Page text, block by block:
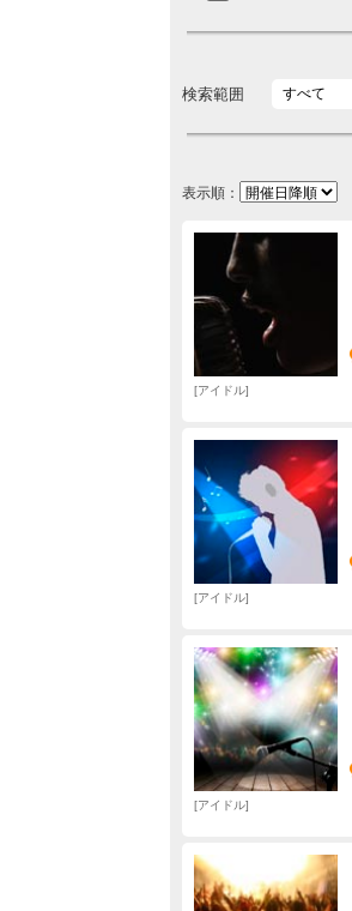
検索範囲
表示順：
アイドル
アイドル
アイドル